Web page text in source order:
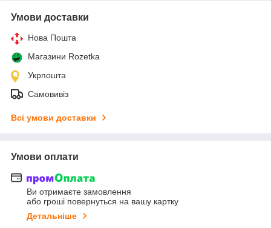
Умови доставки
Нова Пошта
Магазини Rozetka
Укрпошта
Самовивіз
Всі умови доставки
Умови оплати
Ви отримаєте замовлення
або гроші повернуться на вашу картку
Детальніше